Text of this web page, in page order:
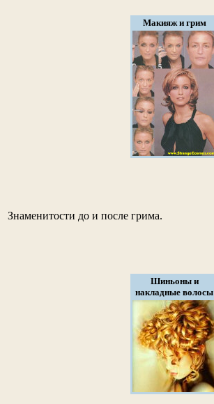
Макияж и грим
Знаменитости до и после грима.
Шиньоны и
накладные волосы